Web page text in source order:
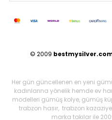
© 2009
Her gün güncellenen en yeni
kadınlarına yönelik hemde ev
modelleri gümüş kolye, gümüş
trabzon hasır, trabzon
marka takılar ile